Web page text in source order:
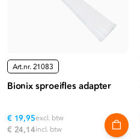
Art.nr.21083
Bionix sproeifles adapter
€ 19,95excl. btw
€ 24,14incl. btw